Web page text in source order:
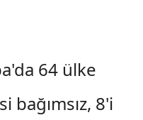
64 ülke
bağımsız, 8'i